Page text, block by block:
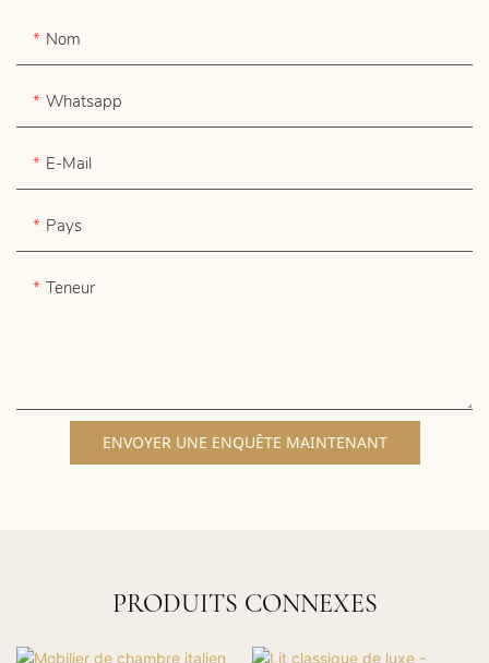
Nom
Whatsapp
E-Mail
Pays
Teneur
ENVOYER UNE ENQUÊTE MAINTENANT
PRODUITS CONNEXES